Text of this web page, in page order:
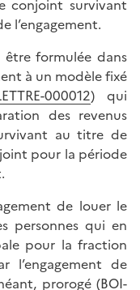
conjoint survivant
l’engagement.
formulée dans
à un modèle fixé
000012) qui
des revenus
au titre de
pour la période
de louer le
personnes qui en
pour la fraction
l’engagement de
prorogé (BOI-